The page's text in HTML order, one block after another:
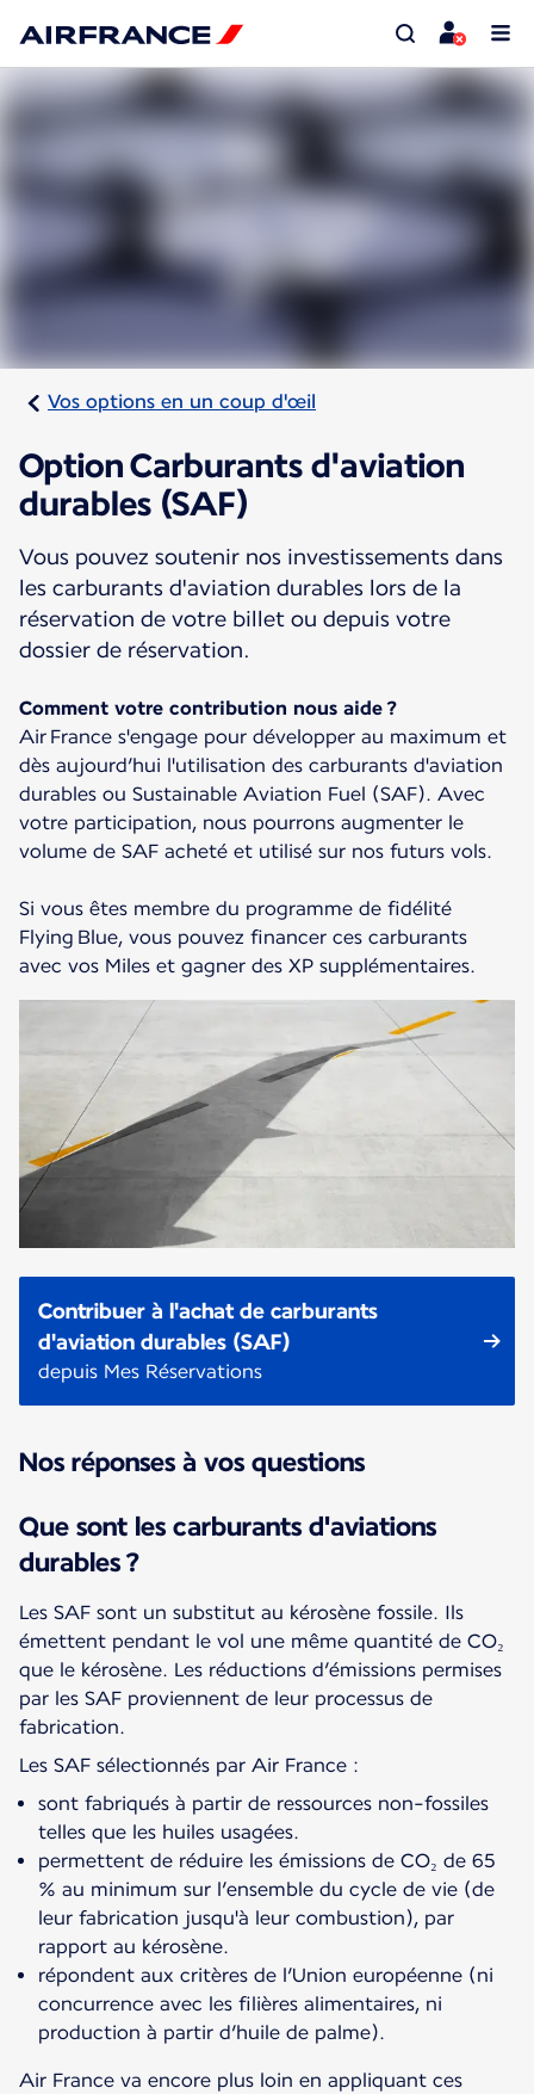
Vos options en un coup d'œil
Option Carburants d'aviation
durables (SAF)
Vous pouvez soutenir nos investissements dans
les carburants d'aviation durables lors de la
réservation de votre billet ou depuis votre
dossier de réservation.
Comment votre contribution nous aide ?
Air France s'engage pour développer au maximum et
dès aujourd’hui l'utilisation des carburants d'aviation
durables ou Sustainable Aviation Fuel (SAF). Avec
votre participation, nous pourrons augmenter le
volume de SAF acheté et utilisé sur nos futurs vols.
Si vous êtes membre du programme de fidélité
Flying Blue, vous pouvez financer ces carburants
avec vos Miles et gagner des XP supplémentaires.
Contribuer à l'achat de carburants
d'aviation durables (SAF)
depuis Mes Réservations
Nos réponses à vos questions
Que sont les carburants d'aviations
durables ?
Les SAF sont un substitut au kérosène fossile. Ils
émettent pendant le vol une même quantité de CO₂
que le kérosène. Les réductions d’émissions permises
par les SAF proviennent de leur processus de
fabrication.
Les SAF sélectionnés par Air France :
sont fabriqués à partir de ressources non-fossiles
telles que les huiles usagées.
permettent de réduire les émissions de CO₂ de 65
% au minimum sur l’ensemble du cycle de vie (de
leur fabrication jusqu'à leur combustion), par
rapport au kérosène.
répondent aux critères de l’Union européenne (ni
concurrence avec les filières alimentaires, ni
production à partir d’huile de palme).
Air France va encore plus loin en appliquant ces